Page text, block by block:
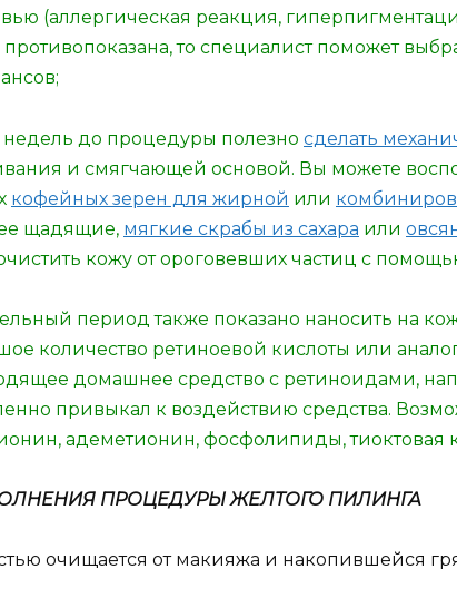
(аллергическая реакция,
то специалист поможет
недель до процедуры полезно сделать
и смягчающей основой. Вы можете
кофейных зерен для жирной или
щадящие, мягкие скрабы из сахара или
кожу от ороговевших частиц с
период также показано наносить на
количество ретиноевой кислоты или
домашнее средство с ретиноидами,
привыкал к воздействию средства.
адеметионин, фосфолипиды, тиоктовая
ПРОЦЕДУРЫ ЖЕЛТОГО ПИЛИНГА
очищается от макияжа и накопившейся